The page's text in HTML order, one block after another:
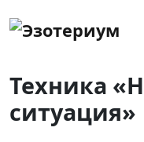
Техника
ситуация»